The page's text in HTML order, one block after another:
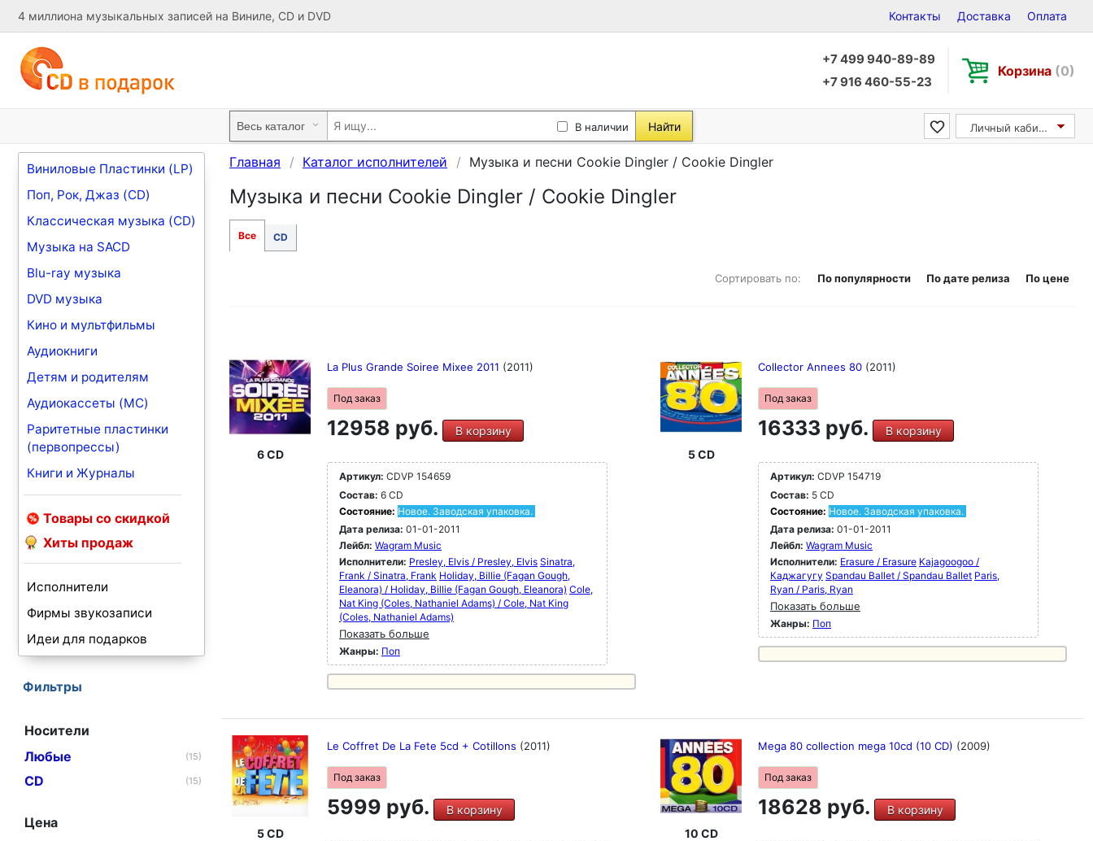
4 миллиона музыкальных записей на Виниле, CD и DVD Контакты Доставка Оплата
+7 499 940-89-89
+7 916 460-55-23
Корзина (0)
В наличии Найти Личный кабинет
Виниловые Пластинки (LP)
Поп, Рок, Джаз (CD)
Классическая музыка (CD)
Музыка на SACD
Blu-ray музыка
DVD музыка
Кино и мультфильмы
Аудиокниги
Детям и родителям
Аудиокассеты (MC)
Раритетные пластинки
(первопрессы)
Книги и Журналы
Товары со скидкой
Хиты продаж
Исполнители
Фирмы звукозаписи
Идеи для подарков
Фильтры
Носители
Любые
(15)
CD (15)
Цена
Главная Каталог исполнителей Музыка и песни Cookie Dingler / Cookie Dingler
Музыка и песни Cookie Dingler / Cookie Dingler
Все CD
Сортировать по: По популярности По дате релиза По цене
6 CD
La Plus Grande Soiree Mixee 2011 (2011)
Под заказ
12958 руб. В корзину
Артикул: CDVP 154659
Состав: 6 CD
Состояние: Новое. Заводская упаковка.
Дата релиза: 01-01-2011
Лейбл: Wagram Music
Исполнители: Presley, Elvis / Presley, Elvis Sinatra,
Frank / Sinatra, Frank Holiday, Billie (Fagan Gough,
Eleanora) / Holiday, Billie (Fagan Gough, Eleanora) Cole,
Nat King (Coles, Nathaniel Adams) / Cole, Nat King
(Coles, Nathaniel Adams)
Показать больше
Жанры: Поп
5 CD
Collector Annees 80 (2011)
Под заказ
16333 руб. В корзину
Артикул: CDVP 154719
Состав: 5 CD
Состояние: Новое. Заводская упаковка.
Дата релиза: 01-01-2011
Лейбл: Wagram Music
Исполнители: Erasure / Erasure Kajagoogoo /
Каджагугу Spandau Ballet / Spandau Ballet Paris,
Ryan / Paris, Ryan
Показать больше
Жанры: Поп
5 CD
Le Coffret De La Fete 5cd + Cotillons (2011)
Под заказ
5999 руб. В корзину
10 CD
Mega 80 collection mega 10cd (10 CD) (2009)
Под заказ
18628 руб. В корзину